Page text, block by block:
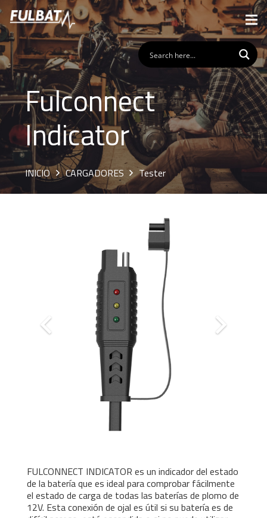
Fulconnect
Indicator
INICIO CARGADORES Tester
FULCONNECT INDICATOR es un indicador del estado
de la batería que es ideal para comprobar fácilmente
el estado de carga de todas las baterías de plomo de
12V. Esta conexión de ojal es útil si su batería es de